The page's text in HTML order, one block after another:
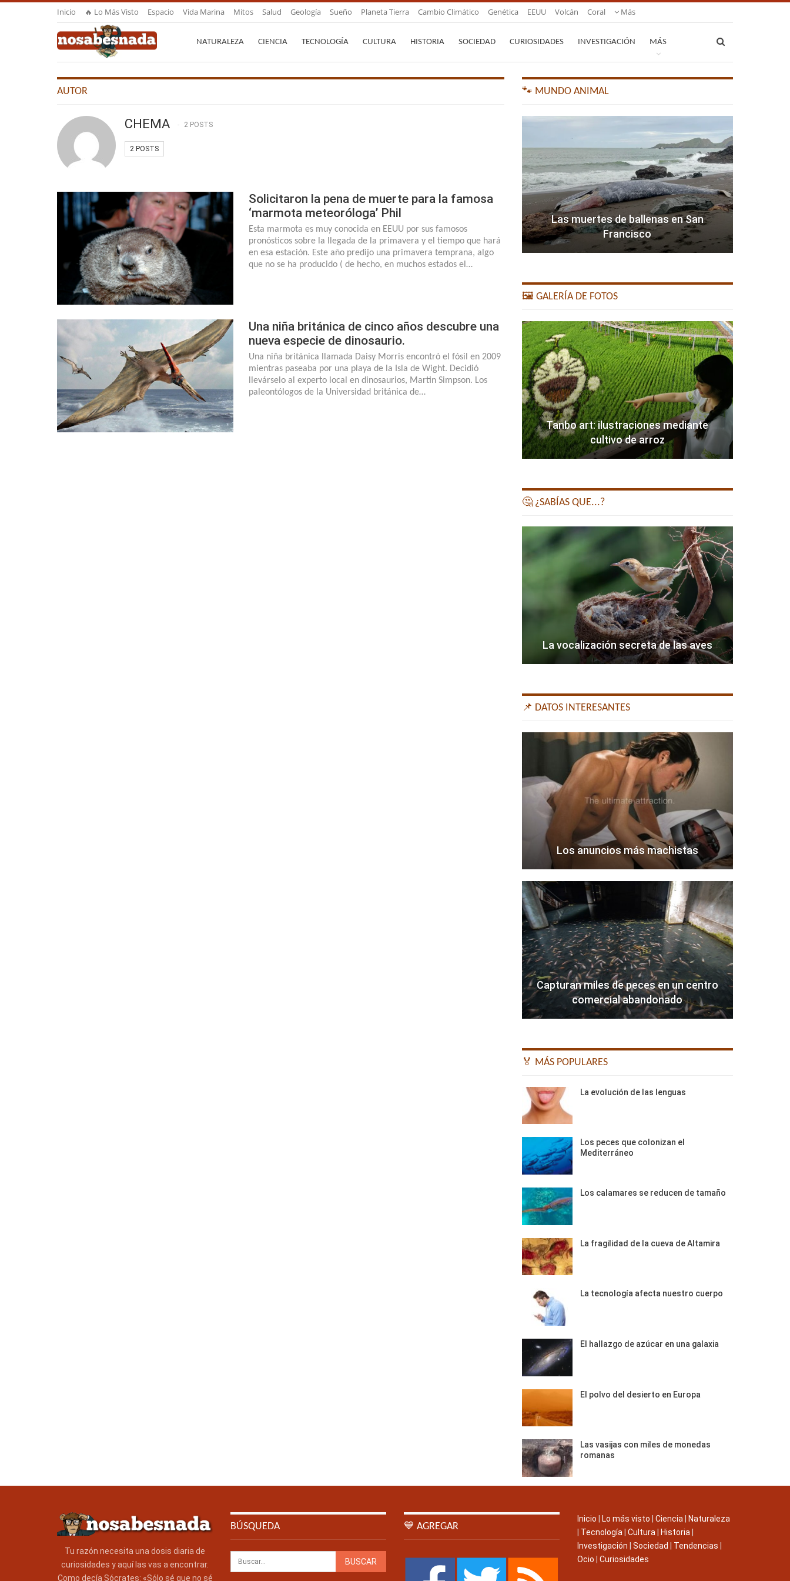
Inicio 🔥 Lo Más Visto Espacio Vida Marina Mitos Salud Geología Sueño Planeta Tierra Cambio Climático Genética EEUU Volcán Coral Más
NATURALEZA CIENCIA TECNOLOGÍA CULTURA HISTORIA SOCIEDAD CURIOSIDADES INVESTIGACIÓN MÁS
AUTOR
CHEMA 2 POSTS
2 POSTS
Solicitaron la pena de muerte para la famosa
‘marmota meteoróloga’ Phil
Esta marmota es muy conocida en EEUU por sus famosos
pronósticos sobre la llegada de la primavera y el tiempo que hará
en esa estación. Este año predijo una primavera temprana, algo
que no se ha producido ( de hecho, en muchos estados el…
Una niña británica de cinco años descubre una
nueva especie de dinosaurio.
Una niña británica llamada Daisy Morris encontró el fósil en 2009
mientras paseaba por una playa de la Isla de Wight. Decidió
llevárselo al experto local en dinosaurios, Martin Simpson. Los
paleontólogos de la Universidad británica de…
🐾 MUNDO ANIMAL
Las muertes de ballenas en San
Francisco
🖼️ GALERÍA DE FOTOS
Tanbo art: ilustraciones mediante
cultivo de arroz
🤔 ¿SABÍAS QUE...?
La vocalización secreta de las aves
📌 DATOS INTERESANTES
Los anuncios más machistas
Capturan miles de peces en un centro
comercial abandonado
🏅 MÁS POPULARES
La evolución de las lenguas
Los peces que colonizan el
Mediterráneo
Los calamares se reducen de tamaño
La fragilidad de la cueva de Altamira
La tecnología afecta nuestro cuerpo
El hallazgo de azúcar en una galaxia
El polvo del desierto en Europa
Las vasijas con miles de monedas
romanas
Tu razón necesita una dosis diaria de
curiosidades y aquí las vas a encontrar.
Como decía Sócrates: «Sólo sé que no sé
BÚSQUEDA 💙 AGREGAR
Inicio Lo más visto Ciencia
Naturaleza
Tecnología Cultura Historia
Investigación
Sociedad Tendencias
Ocio
Curiosidades